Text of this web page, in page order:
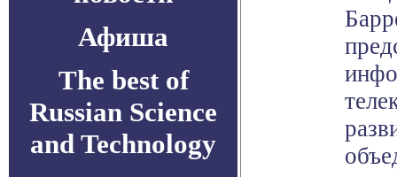
Афиша
The best of
Russian Science
and Technology